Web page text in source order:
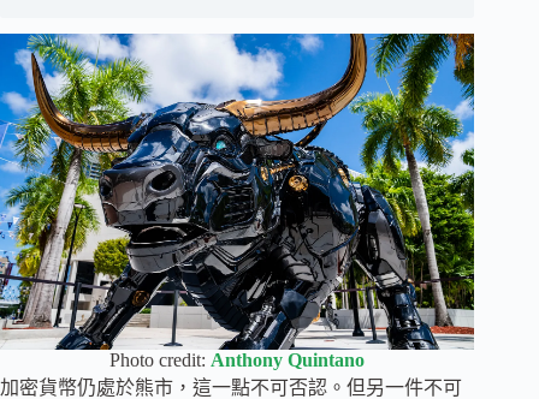
Photo credit: Anthony Quintano
加密貨幣仍處於熊市，這一點不可否認。但另一件不可